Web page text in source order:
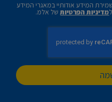
המידע אודותיי במאגרי המידע
מדיניות הפרטיותשל אלמ.